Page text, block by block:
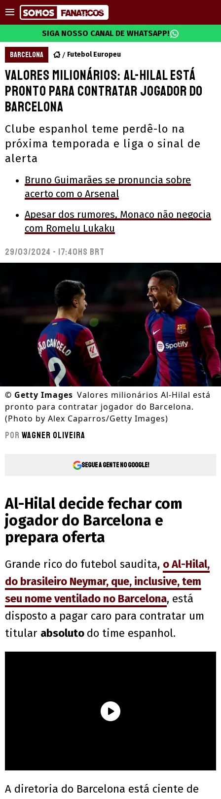
SIGA NOSSO CANAL DE WHATSAPP!
BARCELONA Futebol Europeu
Valores milionários: Al-Hilal está
pronto para contratar jogador do
Barcelona
Clube espanhol teme perdê-lo na
próxima temporada e liga o sinal de
alerta
Bruno Guimarães se pronuncia sobre
acerto com o Arsenal
Apesar dos rumores, Monaco não negocia
com Romelu Lukaku
29/03/2024 - 17:40hs BRT
© Getty Images Valores milionários Al-Hilal está
pronto para contratar jogador do Barcelona.
(Photo by Alex Caparros/Getty Images)
Por Wagner Oliveira
Segue a gente no Google!
Al-Hilal decide fechar com
jogador do Barcelona e
prepara oferta
Grande rico do futebol saudita, o Al-Hilal,
do brasileiro Neymar, que, inclusive, tem
seu nome ventilado no Barcelona, está
disposto a pagar caro para contratar um
titular absoluto do time espanhol.
A diretoria do Barcelona está ciente de